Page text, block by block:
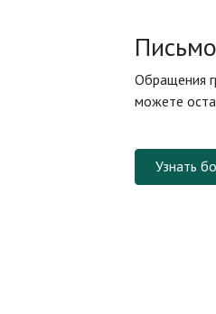
Обращения
можете
Узнать